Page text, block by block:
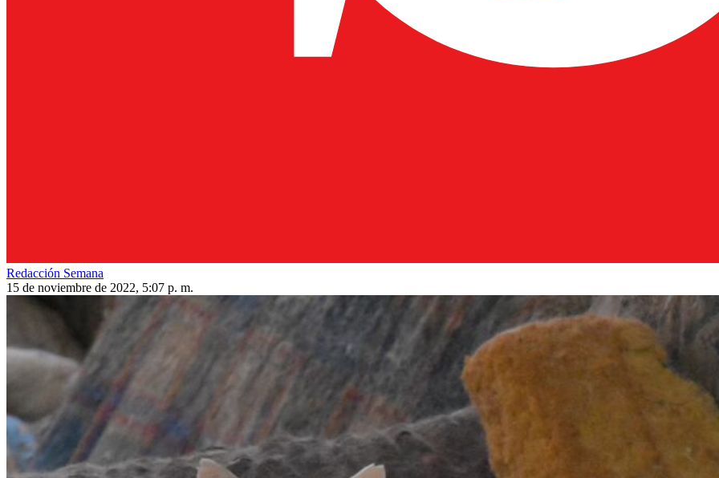
Redacción Semana
15 de noviembre de 2022, 5:07 p. m.